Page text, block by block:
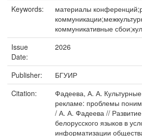
Keywords:
материалы
коммуникативные
Issue
Date:
2026
Publisher:
БГУИР
Citation:
Фадеева, А. А.
рекламе: проблемы
/ А. А. Фадеева // Развитие
белорусского языков в
информатизации